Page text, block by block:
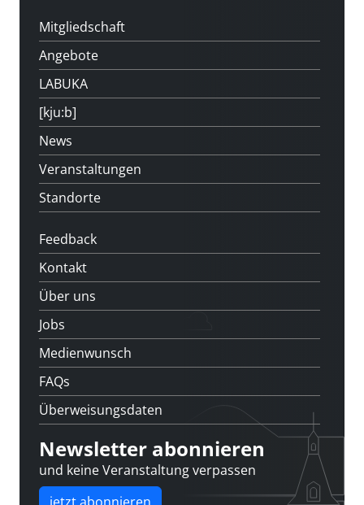
Mitgliedschaft
Angebote
LABUKA
[kju:b]
News
Veranstaltungen
Standorte
Feedback
Kontakt
Über uns
Jobs
Medienwunsch
FAQs
Überweisungsdaten
Newsletter abonnieren
und keine Veranstaltung verpassen
jetzt abonnieren